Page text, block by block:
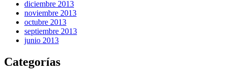
diciembre 2013
noviembre 2013
octubre 2013
septiembre 2013
junio 2013
Categorías